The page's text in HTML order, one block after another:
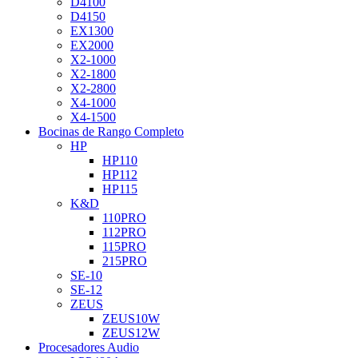
D4150
EX1300
EX2000
X2-1000
X2-1800
X2-2800
X4-1000
X4-1500
Bocinas de Rango Completo
HP
HP110
HP112
HP115
K&D
110PRO
112PRO
115PRO
215PRO
SE-10
SE-12
ZEUS
ZEUS10W
ZEUS12W
Procesadores Audio